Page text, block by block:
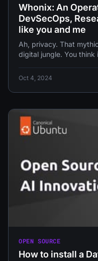
Whonix: An
DevSecOps,
like you and me
Ah, privacy. That
digital jungle. You think
Oct 4, 2024
OPEN SOURCE
How to install a